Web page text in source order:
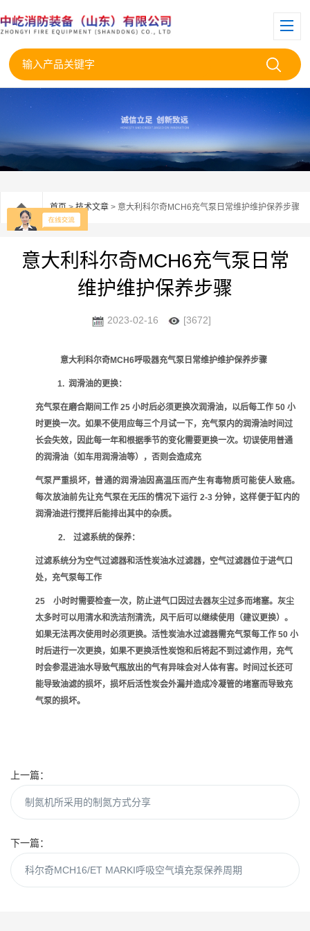
首页>技术文章 > 意大利科尔奇MCH6充气泵日常维护维护保养步骤
意大利科尔奇MCH6充气泵日常
维护维护保养步骤
2023-02-16 [3672]
意大利科尔奇MCH6呼吸器充气泵日常维护维护保养步骤
1. 润滑油的更换：
充气泵在磨合期间工作 25 小时后必须更换次润滑油，以后每工作 50 小
时更换一次。如果不使用应每三个月试一下，充气泵内的润滑油时间过
长会失效，因此每一年和根据季节的变化需要更换一次。切误使用普通
的润滑油（如车用润滑油等），否则会造成充
气泵严重损坏，普通的润滑油因高温压而产生有毒物质可能使人致癌。
每次放油前先让充气泵在无压的情况下运行 2-3 分钟，这样便于缸内的
润滑油进行搅拌后能排出其中的杂质。
2. 过滤系统的保养：
过滤系统分为空气过滤器和活性炭油水过滤器，空气过滤器位于进气口
处，充气泵每工作
25 小时时需要检查一次，防止进气口因过去器灰尘过多而堵塞。灰尘
太多时可以用清水和洗洁剂清洗，风干后可以继续使用（建议更换）。
如果无法再次使用时必须更换。活性炭油水过滤器需充气泵每工作 50 小
时后进行一次更换，如果不更换活性炭饱和后将起不到过滤作用，充气
时会参混进油水导致气瓶放出的气有异味会对人体有害。时间过长还可
能导致油滤的损坏，损坏后活性炭会外漏并造成冷凝管的堵塞而导致充
气泵的损坏。
上一篇：
制氮机所采用的制氮方式分享
下一篇：
科尔奇MCH16/ET MARKI呼吸空气填充泵保养周期